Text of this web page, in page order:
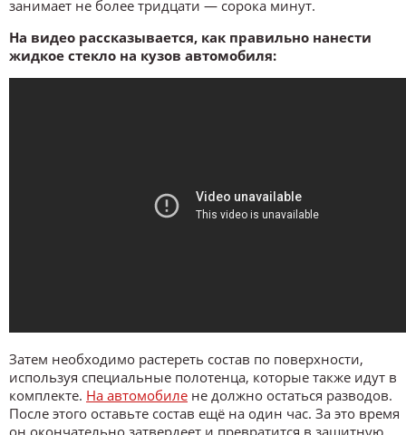
занимает не более тридцати — сорока минут.
На видео рассказывается, как правильно нанести
жидкое стекло на кузов автомобиля:
Затем необходимо растереть состав по поверхности,
используя специальные полотенца, которые также идут в
комплекте. На автомобиле не должно остаться разводов.
После этого оставьте состав ещё на один час. За это время
он окончательно затвердеет и превратится в защитную